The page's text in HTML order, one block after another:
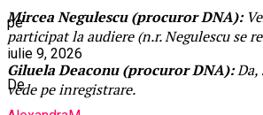
Mircea Negulescu (procuror DNA):
participat la audiere (n.r. Negulescu se
Giluela Deaconu (procuror DNA):Da,
vede pe inregistrare.
pe
iulie 9, 2026
De